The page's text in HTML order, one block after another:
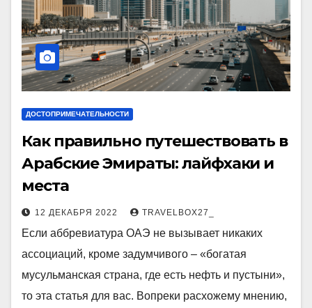
ДОСТОПРИМЕЧАТЕЛЬНОСТИ
Как правильно путешествовать в
Арабские Эмираты: лайфхаки и
места
12 ДЕКАБРЯ 2022 TRAVELBOX27_
Если аббревиатура ОАЭ не вызывает никаких
ассоциаций, кроме задумчивого – «богатая
мусульманская страна, где есть нефть и пустыни»,
то эта статья для вас. Вопреки расхожему мнению,